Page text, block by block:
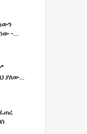
-...
ያለው...